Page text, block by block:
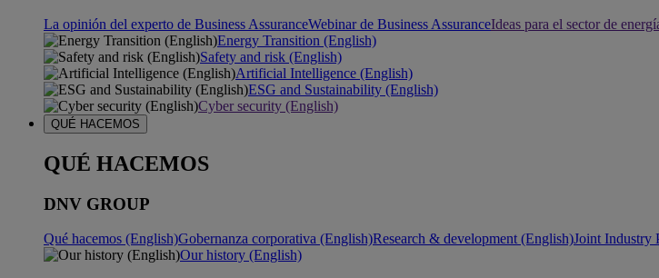
La opinión del experto de Business AssuranceWebinar de Business AssuranceIdeas para el sector de
Energy Transition (English)
Safety and risk (English)
Artificial Intelligence (English)
ESG and Sustainability (English)
Cyber security (English)
QUÉ HACEMOS
QUÉ HACEMOS
DNV GROUP
Qué hacemos (English)Gobernanza corporativa (English)Research & development (English)Joint Industry
Our history (English)